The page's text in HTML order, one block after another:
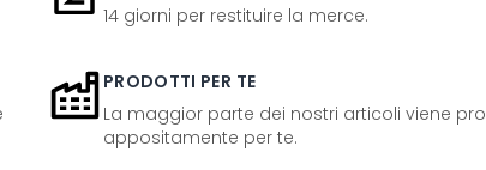
14 giorni per restituire la merce.
PRODOTTI PER TE
La maggior parte dei nostri articoli viene
appositamente per te.